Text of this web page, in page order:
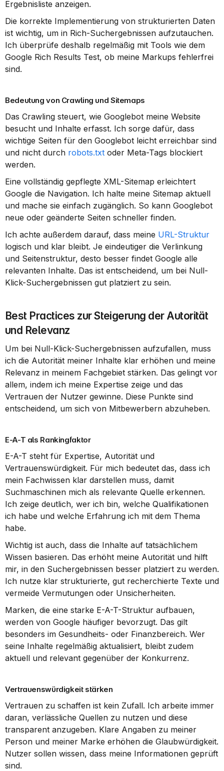
Ergebnisliste anzeigen.
Die korrekte Implementierung von strukturierten Daten
ist wichtig, um in Rich-Suchergebnissen aufzutauchen.
Ich überprüfe deshalb regelmäßig mit Tools wie dem
Google Rich Results Test, ob meine Markups fehlerfrei
sind.
Bedeutung von Crawling und Sitemaps
Das Crawling steuert, wie Googlebot meine Website
besucht und Inhalte erfasst. Ich sorge dafür, dass
wichtige Seiten für den Googlebot leicht erreichbar sind
und nicht durch robots.txt oder Meta-Tags blockiert
werden.
Eine vollständig gepflegte XML-Sitemap erleichtert
Google die Navigation. Ich halte meine Sitemap aktuell
und mache sie einfach zugänglich. So kann Googlebot
neue oder geänderte Seiten schneller finden.
Ich achte außerdem darauf, dass meine URL-Struktur
logisch und klar bleibt. Je eindeutiger die Verlinkung
und Seitenstruktur, desto besser findet Google alle
relevanten Inhalte. Das ist entscheidend, um bei Null-
Klick-Suchergebnissen gut platziert zu sein.
Best Practices zur Steigerung der Autorität
und Relevanz
Um bei Null-Klick-Suchergebnissen aufzufallen, muss
ich die Autorität meiner Inhalte klar erhöhen und meine
Relevanz in meinem Fachgebiet stärken. Das gelingt vor
allem, indem ich meine Expertise zeige und das
Vertrauen der Nutzer gewinne. Diese Punkte sind
entscheidend, um sich von Mitbewerbern abzuheben.
E-A-T als Rankingfaktor
E-A-T steht für Expertise, Autorität und
Vertrauenswürdigkeit. Für mich bedeutet das, dass ich
mein Fachwissen klar darstellen muss, damit
Suchmaschinen mich als relevante Quelle erkennen.
Ich zeige deutlich, wer ich bin, welche Qualifikationen
ich habe und welche Erfahrung ich mit dem Thema
habe.
Wichtig ist auch, dass die Inhalte auf tatsächlichem
Wissen basieren. Das erhöht meine Autorität und hilft
mir, in den Suchergebnissen besser platziert zu werden.
Ich nutze klar strukturierte, gut recherchierte Texte und
vermeide Vermutungen oder Unsicherheiten.
Marken, die eine starke E-A-T-Struktur aufbauen,
werden von Google häufiger bevorzugt. Das gilt
besonders im Gesundheits- oder Finanzbereich. Wer
seine Inhalte regelmäßig aktualisiert, bleibt zudem
aktuell und relevant gegenüber der Konkurrenz.
Vertrauenswürdigkeit stärken
Vertrauen zu schaffen ist kein Zufall. Ich arbeite immer
daran, verlässliche Quellen zu nutzen und diese
transparent anzugeben. Klare Angaben zu meiner
Person und meiner Marke erhöhen die Glaubwürdigkeit.
Nutzer sollen wissen, dass meine Informationen geprüft
sind.